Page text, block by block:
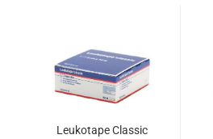
Leukotape Classic